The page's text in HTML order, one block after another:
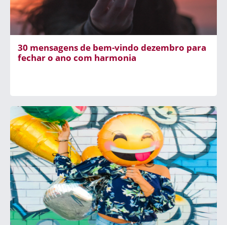
30 mensagens de bem-vindo dezembro para
fechar o ano com harmonia